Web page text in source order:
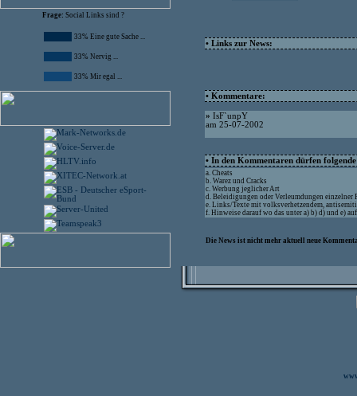
Frage: Social Links sind ?
33% Eine gute Sache ...
33% Nervig ...
33% Mir egal ...
• Links zur News:
• Kommentare:
» IsF`unpY
am 25-07-2002
• In den Kommentaren dürfen
a. Cheats
b. Warez und Cracks
c. Werbung jeglicher Art
d. Beleidigungen oder Verleumdungen einzelner
e. Links/Texte mit volksverhetzendem,
f. Hinweise darauf wo das unter a) b) d) und e)
Die News ist nicht mehr aktuell neue